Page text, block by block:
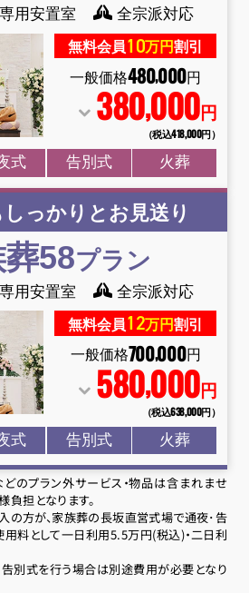
専用安置室 全宗派対応
無料会員10万円割引
一般価格480,000円
380,000円
（税込418,000円）
式 告別式 火葬
っかりとお見送り
58プラン
専用安置室 全宗派対応
無料会員12万円割引
一般価格700,000円
580,000円
（税込638,000円）
式 告別式 火葬
のプラン外サービス・物品は含まれませ
負担となります。
方が、家族葬の長坂直営式場で通夜･告
料として一日利用5.5万円(税込)・二日利
別式を行う場合は別途費用が必要となり